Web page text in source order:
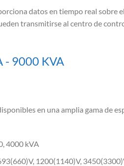
datos en tiempo real sobre
transmitirse al centro de
- 9000 KVA
en una amplia gama de
4000 kVA
1200(1140)V,